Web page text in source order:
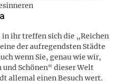
ihr treffen sich die „Reichen
der aufregendsten Städte
wenn Sie, genau wie wir,
Schönen“ dieser Welt
allemal einen Besuch wert.